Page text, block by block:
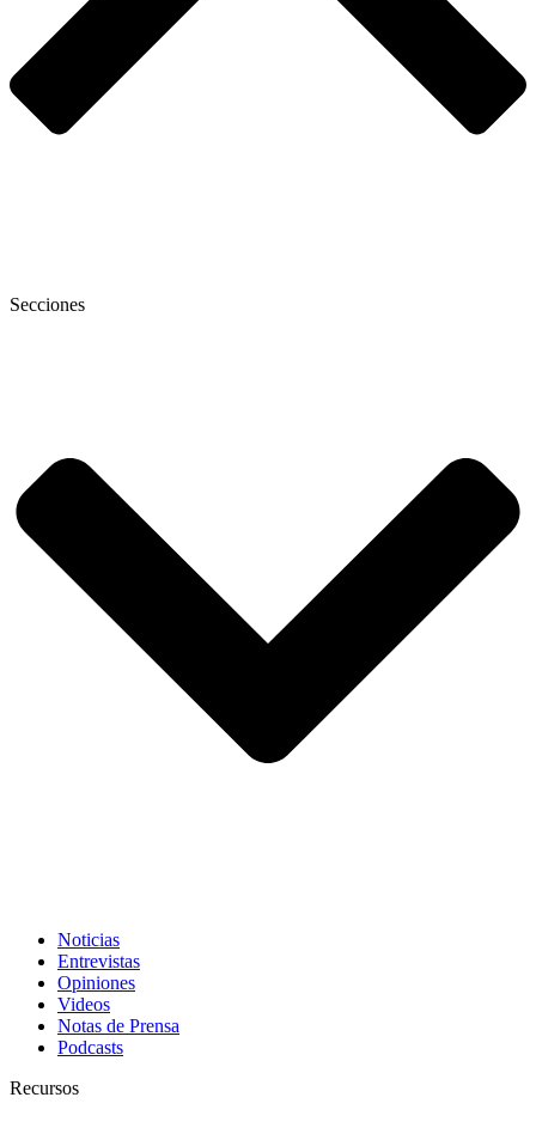
Secciones
Noticias
Entrevistas
Opiniones
Videos
Notas de Prensa
Podcasts
Recursos